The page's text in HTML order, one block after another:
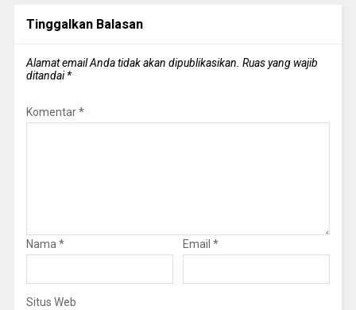
Tinggalkan Balasan
Alamat email Anda tidak akan dipublikasikan. Ruas yang wajib
ditandai*
Komentar*
Nama * Email *
Situs Web